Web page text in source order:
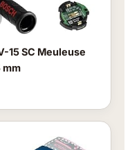
15 SC Meuleuse
mm